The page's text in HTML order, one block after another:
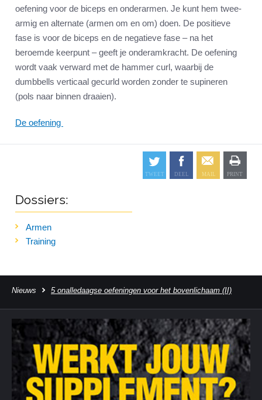
oefening voor de biceps en onderarmen. Je kunt hem twee-
armig en alternate (armen om en om) doen. De positieve
fase is voor de biceps en de negatieve fase – na het
beroemde keerpunt – geeft je onderamkracht. De oefening
wordt vaak verward met de hammer curl, waarbij de
dumbbells verticaal gecurld worden zonder te supineren
(pols naar binnen draaien).
De oefening
Dossiers:
Armen
Training
Nieuws 5 onalledaagse oefeningen voor het bovenlichaam (II)